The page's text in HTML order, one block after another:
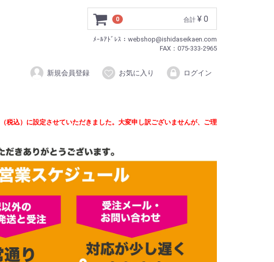
0 合計 ¥ 0
ﾒｰﾙｱﾄﾞﾚｽ：webshop@ishidaseikaen.com
FAX：075-333-2965
新規会員登録 お気に入り ログイン
税込）に設定させていただきました。大変申し訳ございませんが、ご理